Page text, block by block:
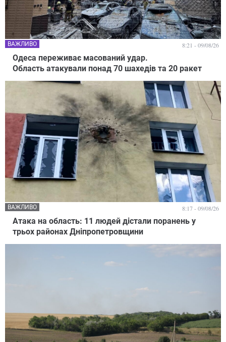
Одеса переживає масований удар.
Область атакували понад 70 шахедів та 20 ракет
ВАЖЛИВО 8:21 - 09/08/26
Атака на область: 11 людей дістали поранень у
трьох районах Дніпропетровщини
ВАЖЛИВО 8:17 - 09/08/26